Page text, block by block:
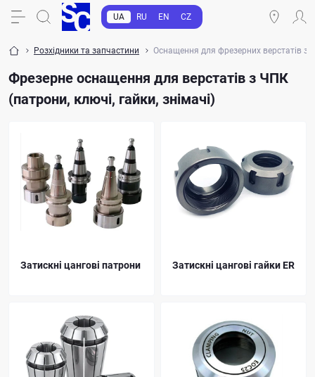
UA RU EN CZ
Розхідники та запчастини Оснащення для фрезерних верстатів з
Фрезерне оснащення для верстатів з ЧПК
(патрони, ключі, гайки, знімачі)
Затискні цангові патрони Затискні цангові гайки ER